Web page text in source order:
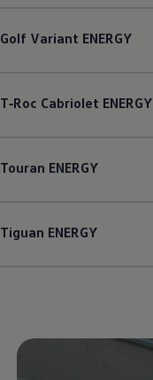
Golf Variant ENERGY
T‑Roc Cabriolet ENERGY
Touran ENERGY
Tiguan ENERGY